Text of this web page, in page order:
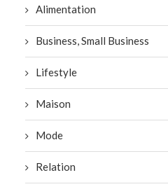
Alimentation
Business, Small Business
Lifestyle
Maison
Mode
Relation